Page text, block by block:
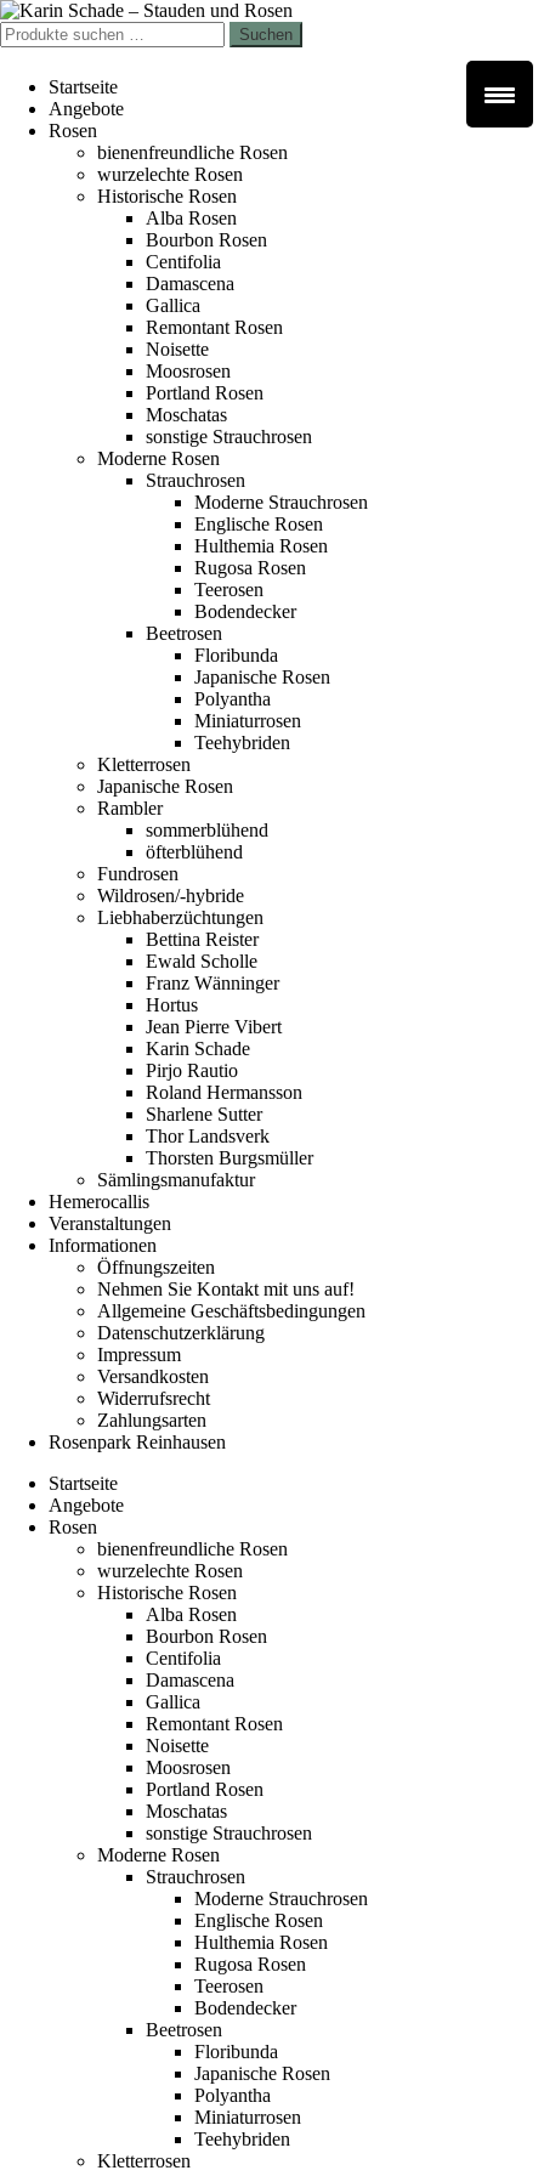
Zur
Navigation
springen
Zum
Inhalt
springen
Suchen
nach:
Suchen
Startseite
Angebote
Rosen
bienenfreundliche Rosen
wurzelechte Rosen
Historische Rosen
Alba Rosen
Bourbon Rosen
Centifolia
Damascena
Gallica
Remontant Rosen
Noisette
Moosrosen
Portland Rosen
Moschatas
sonstige Strauchrosen
Moderne Rosen
Strauchrosen
Moderne Strauchrosen
Englische Rosen
Hulthemia Rosen
Rugosa Rosen
Teerosen
Bodendecker
Beetrosen
Floribunda
Japanische Rosen
Polyantha
Miniaturrosen
Teehybriden
Kletterrosen
Japanische Rosen
Rambler
sommerblühend
öfterblühend
Fundrosen
Wildrosen/-hybride
Liebhaberzüchtungen
Bettina Reister
Ewald Scholle
Franz Wänninger
Hortus
Jean Pierre Vibert
Karin Schade
Pirjo Rautio
Roland Hermansson
Sharlene Sutter
Thor Landsverk
Thorsten Burgsmüller
Sämlingsmanufaktur
Hemerocallis
Veranstaltungen
Informationen
Öffnungszeiten
Nehmen Sie Kontakt mit uns auf!
Allgemeine Geschäftsbedingungen
Datenschutzerklärung
Impressum
Versandkosten
Widerrufsrecht
Zahlungsarten
Rosenpark Reinhausen
Startseite
Angebote
Rosen
bienenfreundliche Rosen
wurzelechte Rosen
Historische Rosen
Alba Rosen
Bourbon Rosen
Centifolia
Damascena
Gallica
Remontant Rosen
Noisette
Moosrosen
Portland Rosen
Moschatas
sonstige Strauchrosen
Moderne Rosen
Strauchrosen
Moderne Strauchrosen
Englische Rosen
Hulthemia Rosen
Rugosa Rosen
Teerosen
Bodendecker
Beetrosen
Floribunda
Japanische Rosen
Polyantha
Miniaturrosen
Teehybriden
Kletterrosen